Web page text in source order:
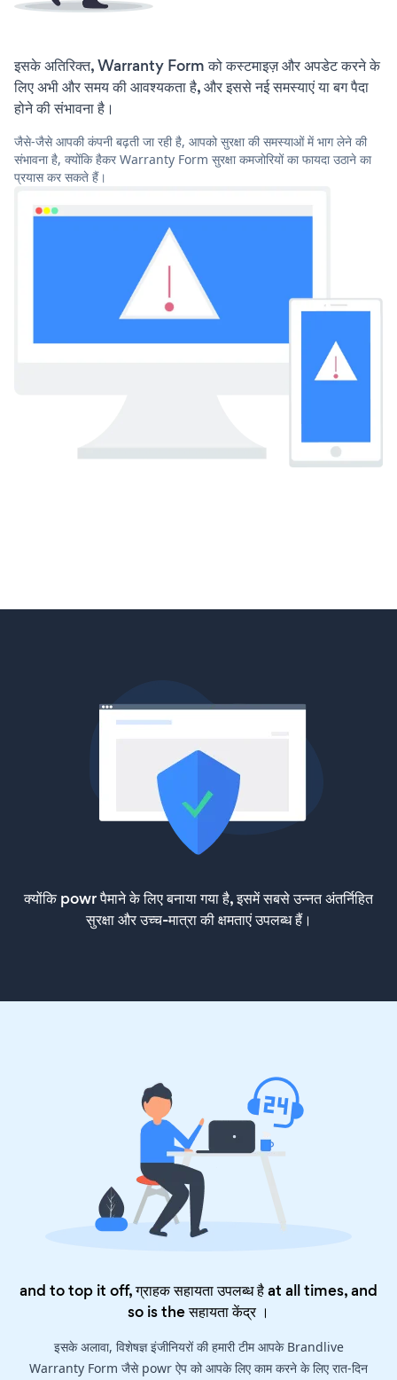
इसके अतिरिक्त, Warranty Form को कस्टमाइज़ और अपडेट करने के
लिए अभी और समय की आवश्यकता है, और इससे नई समस्याएं या बग पैदा
होने की संभावना है।
जैसे-जैसे आपकी कंपनी बढ़ती जा रही है, आपको सुरक्षा की समस्याओं में भाग लेने की
संभावना है, क्योंकि हैकर Warranty Form सुरक्षा कमजोरियों का फायदा उठाने का
प्रयास कर सकते हैं।
क्योंकि powr पैमाने के लिए बनाया गया है, इसमें सबसे उन्नत अंतर्निहित
सुरक्षा और उच्च-मात्रा की क्षमताएं उपलब्ध हैं।
and to top it off, ग्राहक सहायता उपलब्ध है at all times, and
so is theसहायता केंद्र।
इसके अलावा, विशेषज्ञ इंजीनियरों की हमारी टीम आपके Brandlive
Warranty Form जैसे powr ऐप को आपके लिए काम करने के लिए रात-दिन